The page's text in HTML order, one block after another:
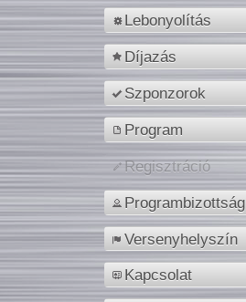
Lebonyolítás
Díjazás
Szponzorok
Program
Regisztráció
Programbizottság
Versenyhelyszín
Kapcsolat